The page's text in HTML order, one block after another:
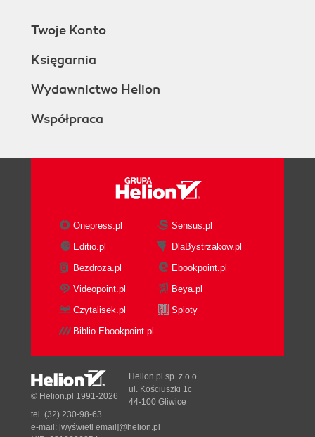
Twoje Konto
Księgarnia
Wydawnictwo Helion
Współpraca
Onepress.pl
Sensus.pl
Editio.pl
DlaBystrzakow.pl
Bezdroza.pl
Ebookpoint.pl
Videopoint.pl
Beya.pl
Czytalisek.pl
Sploty
Biblio.Ebookpoint.pl
© Helion.pl 1991-2026
Helion.pl sp. z o.o.
ul. Kościuszki 1c
44-100 Gliwice
tel. (32) 230-98-63
e-mail: [wyświetl email]@helion.pl